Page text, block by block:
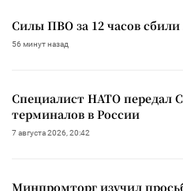
Силы ПВО за 12 часов
56 минут назад
Специалист НАТО передал
терминалов в России
7 августа 2026, 20:42
Минпромторг изучил